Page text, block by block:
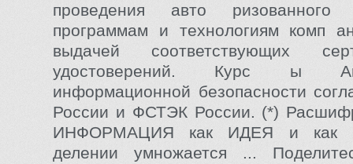
проведения авто
программам и технологиям комп
выдачей соответствующих
удостоверений. Курс ы
информационной безопасности
России и ФСТЭК России. (*)
ИНФОРМАЦИЯ как ИДЕЯ и как
делении умножается ...